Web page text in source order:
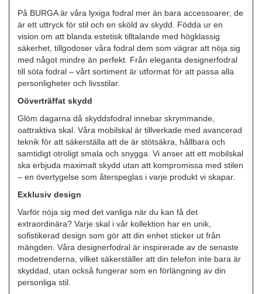
På BURGA är våra lyxiga fodral mer än bara accessoarer; de
är ett uttryck för stil och en sköld av skydd. Födda ur en
vision om att blanda estetisk tilltalande med högklassig
säkerhet, tillgodoser våra fodral dem som vägrar att nöja sig
med något mindre än perfekt. Från eleganta designerfodral
till söta fodral – vårt sortiment är utformat för att passa alla
personligheter och livsstilar.
Oöverträffat skydd
Glöm dagarna då skyddsfodral innebar skrymmande,
oattraktiva skal. Våra mobilskal är tillverkade med avancerad
teknik för att säkerställa att de är stötsäkra, hållbara och
samtidigt otroligt smala och snygga. Vi anser att ett mobilskal
ska erbjuda maximalt skydd utan att kompromissa med stilen
– en övertygelse som återspeglas i varje produkt vi skapar.
Exklusiv design
Varför nöja sig med det vanliga när du kan få det
extraordinära? Varje skal i vår kollektion har en unik,
sofistikerad design som gör att din enhet sticker ut från
mängden. Våra designerfodral är inspirerade av de senaste
modetrenderna, vilket säkerställer att din telefon inte bara är
skyddad, utan också fungerar som en förlängning av din
personliga stil.